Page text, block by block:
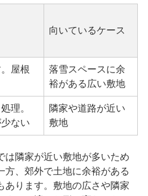
向いているケース
屋根
落雪スペースに余
裕がある広い敷地
理。
ない
隣家や道路が近い
敷地
は隣家が近い敷地が多いため
方、郊外で土地に余裕がある
あります。敷地の広さや隣家